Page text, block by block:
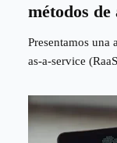
métodos de
Presentamos una
as-a-service